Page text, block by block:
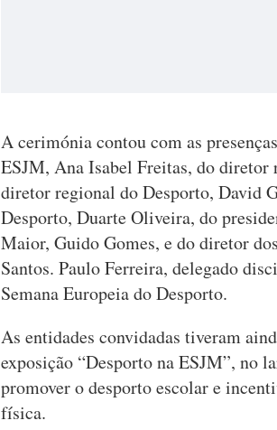
A cerimónia contou com as
ESJM, Ana Isabel Freitas, do
diretor regional do Desporto, David
Desporto, Duarte Oliveira, do
Maior, Guido Gomes, e do diretor
Santos. Paulo Ferreira, delegado
Semana Europeia do Desporto.
As entidades convidadas tiveram
exposição “Desporto na ESJM”, no
promover o desporto escolar e
física.